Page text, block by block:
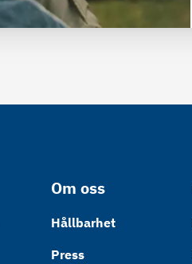
Om oss
Hållbarhet
Press